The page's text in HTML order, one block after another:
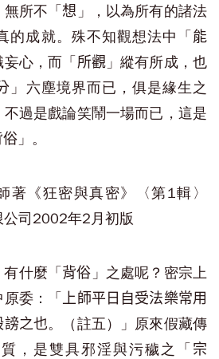
無所不「想 」，以為所有的諸法
的成就。殊不知觀想法中「 能
心，而「 所觀」縱有所成，也
」六塵境界而已，俱是緣生之
過是戲論笑鬧一場而已，這是
俗 」。
著《狂密與真密》〈第1輯〉
司2002年2月初版
有什麼「 背俗 」之處呢？密宗上
委：「 上師平日自受法樂常用
謗之也。（註五）」原來假藏傳
，是雙具邪淫與污穢之「 宗